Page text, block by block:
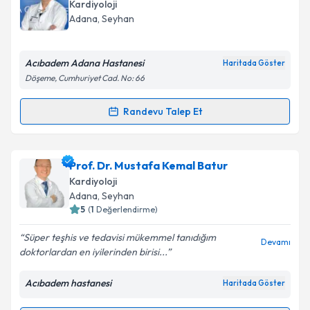
takvim hazırlandığında e-posta ile bilgilendireceğiz.
Kişisel verilerimin işlenmesine ilişkin
Metni'ni okudum ve kişisel verilerimin belirtilen
Takvim Talebini Gönder
Kardiyoloji
Adana, Seyhan
Acıbadem Adana Hastanesi Haritada Göster
Döşeme, Cumhuriyet Cad. No: 66
Randevu Talep Et
Randevu Takvimi Talebi
Doç. Dr. Gülcan Abalıiçin randevu takvimi talebi
oluşturun. Size bu uzmandan randevu almanız için bir
takvim hazırlandığında e-posta ile bilgilendireceğiz.
Kişisel verilerimin işlenmesine ilişkin
Aydınlatma
Prof. Dr. Mustafa Kemal Batur
Kardiyoloji
Adana, Seyhan
5 (1 Değerlendirme)
Süper teşhis ve tedavisi mükemmel tanıdığım
doktorlardan en iyilerinden birisi...
Devamı
Acıbadem hastanesi Haritada Göster